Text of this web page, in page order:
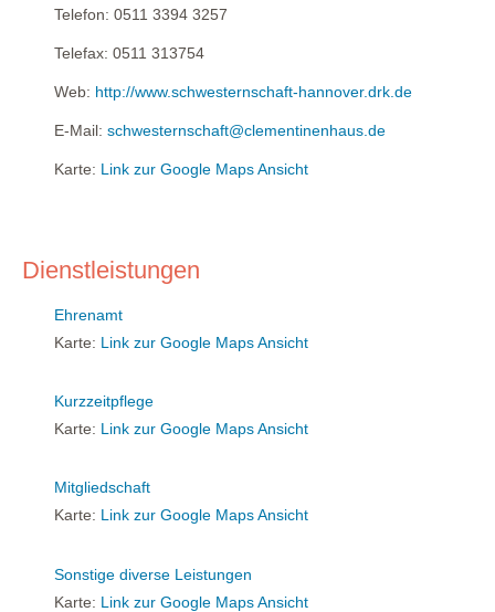
Telefon: 0511 3394 3257
Telefax: 0511 313754
Web: http://www.schwesternschaft-hannover.drk.de
E-Mail: schwesternschaft@clementinenhaus.de
Karte: Link zur Google Maps Ansicht
Dienstleistungen
Ehrenamt
Karte: Link zur Google Maps Ansicht
Kurzzeitpflege
Karte: Link zur Google Maps Ansicht
Mitgliedschaft
Karte: Link zur Google Maps Ansicht
Sonstige diverse Leistungen
Karte: Link zur Google Maps Ansicht